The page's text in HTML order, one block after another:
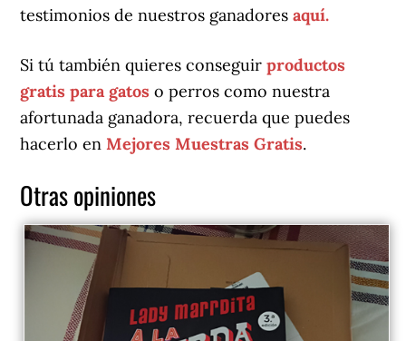
testimonios de nuestros ganadoresaquí.
Si tú también quieres conseguirproductos
gratis para gatos o perros como nuestra
afortunada ganadora, recuerda que puedes
hacerlo enMejores Muestras Gratis.
Otras opiniones